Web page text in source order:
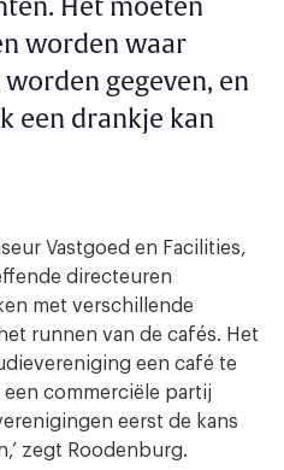
Het moeten
worden waar
gegeven, en
een drankje kan
Vastgoed en Facilities,
directeuren
met verschillende
runnen van de cafés. Het
een café te
een commerciële partij
eerst de kans
zegt Roodenburg.